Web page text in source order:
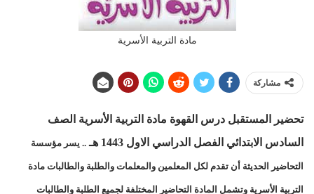
مادة التربية الأسرية
مشاركة
تحضير المستقبل درس القهوة مادة التربية الأسرية الصف
السادس الابتدائي الفصل الدراسي الاول 1443 هـ
.. يسر مؤسسة
التحاضير الحديثة أن تقدم لكل المعلمين والمعلمات والطلبة والطالبات مادة
التربية الأسرية وتشمل المادة التحاضير المختلفة لجميع الطلبة والطالبات